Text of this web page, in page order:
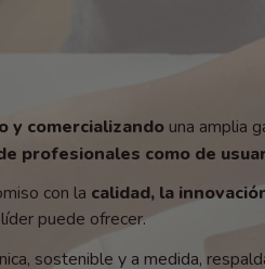
y comercializando una amplia
profesionales como de
con la calidad, la
puede ofrecer.
sostenible y a medida,